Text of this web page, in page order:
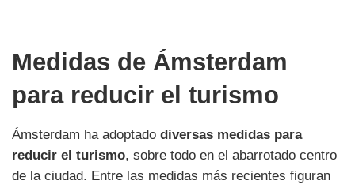
Medidas de Ámsterdam
para reducir el turismo
Ámsterdam ha adoptado diversas medidas para
reducir el turismo, sobre todo en el abarrotado centro
de la ciudad. Entre las medidas más recientes figuran